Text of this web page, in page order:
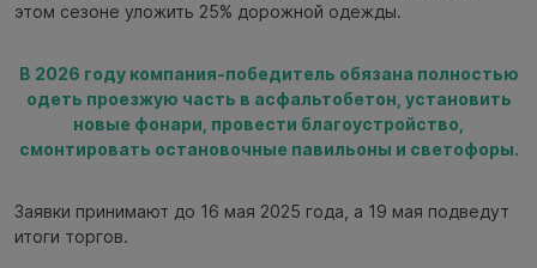
этом сезоне уложить 25% дорожной одежды.
В 2026 году компания-победитель обязана полностью
одеть проезжую часть в асфальтобетон, установить
новые фонари, провести благоустройство,
смонтировать остановочные павильоны и светофоры.
Заявки принимают до 16 мая 2025 года, а 19 мая подведут
итоги торгов.